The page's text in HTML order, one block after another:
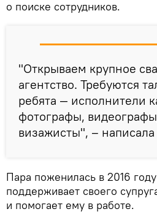
о поиске сотрудников.
"Открываем крупное
агентство. Требуются
ребята — исполнители
фотографы,
визажисты", – написала
Пара поженилась в 2016
поддерживает своего
и помогает ему в работе.